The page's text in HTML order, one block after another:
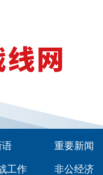
重要新闻
工作 非公经济